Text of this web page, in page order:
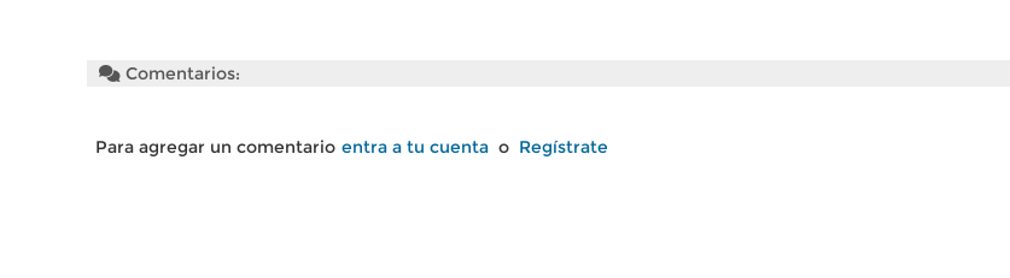
Comentarios:
Para agregar un comentario entra a tu cuenta o Regístrate